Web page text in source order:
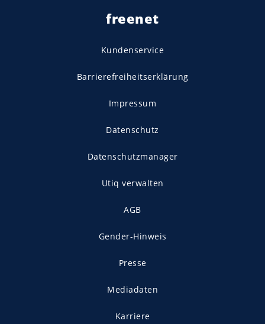
freenet
Kundenservice
Barrierefreiheitserklärung
Impressum
Datenschutz
Datenschutzmanager
Utiq verwalten
AGB
Gender-Hinweis
Presse
Mediadaten
Karriere